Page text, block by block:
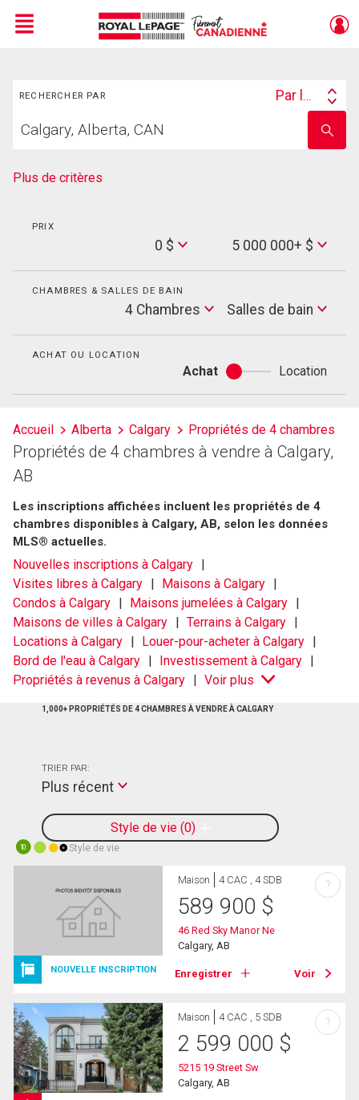
Menu
RECHERCHER PAR
Search
Par lieu
votre
nom
Plus de critères
PRIX
0 $
Max
Price
5 000 000+ $
CHAMBRES & SALLES DE BAIN
4 Chambres
Salles
de
Salles de bain
ACHAT OU LOCATION
Achat
Achat
ou
Location
Accueil Alberta Calgary Propriétés de 4 chambres
Propriétés de 4 chambres à vendre à Calgary,
AB
Les inscriptions affichées incluent les propriétés de 4
chambres disponibles à Calgary, AB, selon les données
MLS® actuelles.
Nouvelles inscriptions à Calgary
Visites libres à Calgary
Maisons à Calgary
Condos à Calgary
Maisons jumelées à Calgary
Maisons de villes à Calgary
Terrains à Calgary
Locations à Calgary
Louer-pour-acheter à Calgary
Bord de l'eau à Calgary
Investissement à Calgary
Propriétés à revenus à Calgary
Voir plus
1,000+ PROPRIÉTÉS DE 4 CHAMBRES À VENDRE À CALGARY
Style de vie 0
TRIER PAR:
Plus récent
10 Style de vie
NOUVELLE INSCRIPTION
Maison 4 CAC , 4 SDB
589 900 $
46 Red Sky Manor Ne
Calgary, AB
Enregistrer Voir
?
Maison 4 CAC , 5 SDB
2 599 000 $
5215 19 Street Sw
Calgary, AB
?